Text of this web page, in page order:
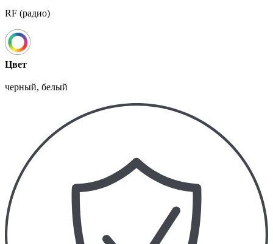
RF (радио)
Цвет
черный, белый